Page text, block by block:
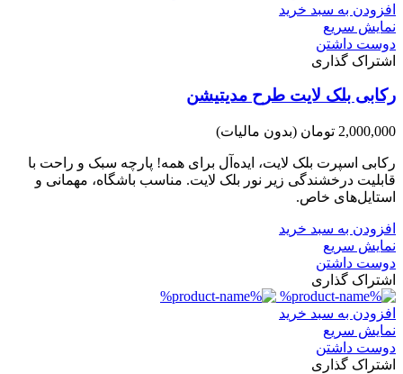
افزودن به سبد خرید
نمایش سریع
دوست داشتن
اشتراک گذاری
رکابی بلک لایت طرح مدیتیشن
2,000,000 تومان (بدون مالیات)
رکابی اسپرت بلک لایت، ایده‌آل برای همه! پارچه سبک و راحت با
قابلیت درخشندگی زیر نور بلک لایت. مناسب باشگاه، مهمانی و
استایل‌های خاص.
افزودن به سبد خرید
نمایش سریع
دوست داشتن
اشتراک گذاری
افزودن به سبد خرید
نمایش سریع
دوست داشتن
اشتراک گذاری